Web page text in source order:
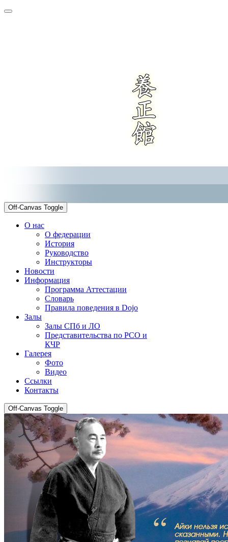
Off-Canvas Toggle
О нас
О федерации
История
Руководство
Инструкторы
Новости
Информация
Программа Аттестации
Словарь
Правила поведения в Dojo
Залы
Залы СПб и ЛО
Представительства по РСО и
КЧР
Галерея
Фото
Видео
Ссылки
Контакты
Off-Canvas Toggle